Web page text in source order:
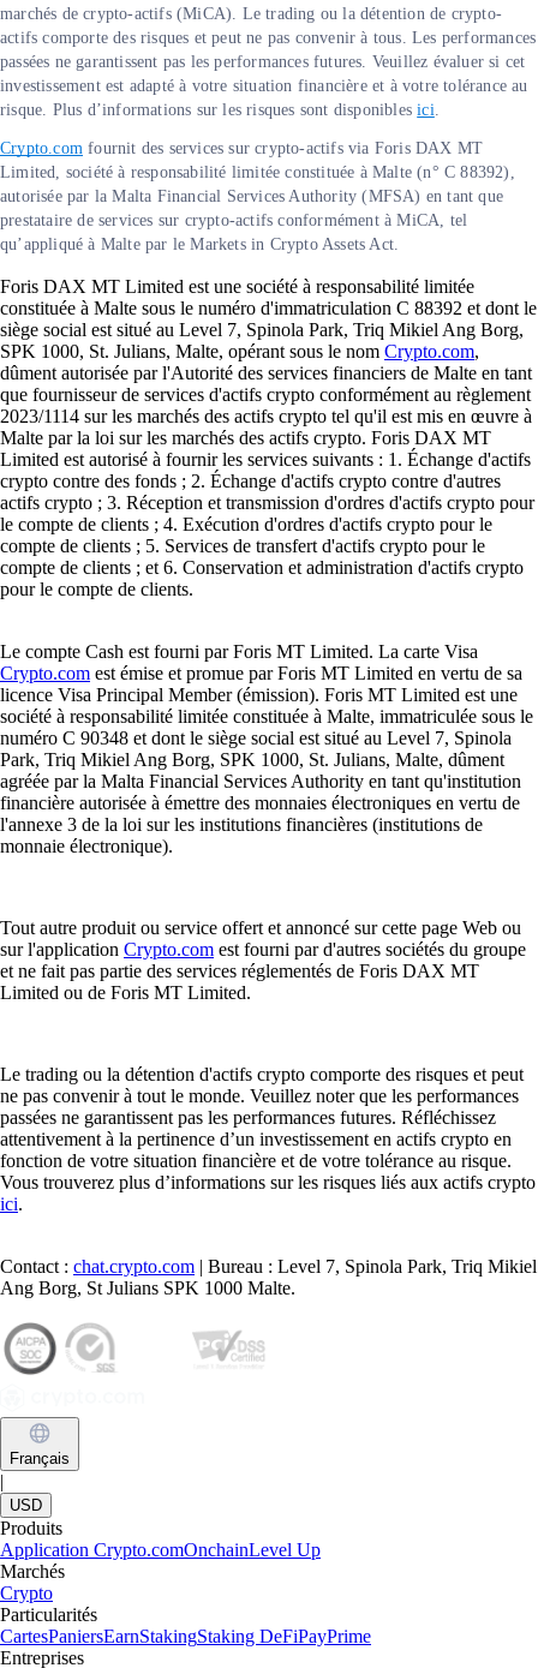
marchés de crypto-actifs (MiCA). Le trading ou la détention de crypto-
actifs comporte des risques et peut ne pas convenir à tous. Les performances
passées ne garantissent pas les performances futures. Veuillez évaluer si cet
investissement est adapté à votre situation financière et à votre tolérance au
risque. Plus d’informations sur les risques sont disponiblesici
Crypto.com fournit des services sur crypto-actifs via Foris DAX MT
Limited, société à responsabilité limitée constituée à Malte (n° C 88392),
autorisée par la Malta Financial Services Authority (MFSA) en tant que
prestataire de services sur crypto-actifs conformément à MiCA, tel
qu’appliqué à Malte par le Markets in Crypto Assets Act.
Foris DAX MT Limited est une société à responsabilité limitée
constituée à Malte sous le numéro d'immatriculation C 88392 et dont le
siège social est situé au Level 7, Spinola Park, Triq Mikiel Ang Borg,
SPK 1000, St. Julians, Malte, opérant sous le nom Crypto.com,
dûment autorisée par l'Autorité des services financiers de Malte en tant
que fournisseur de services d'actifs crypto conformément au règlement
2023/1114 sur les marchés des actifs crypto tel qu'il est mis en œuvre à
Malte par la loi sur les marchés des actifs crypto. Foris DAX MT
Limited est autorisé à fournir les services suivants : 1. Échange d'actifs
crypto contre des fonds ; 2. Échange d'actifs crypto contre d'autres
actifs crypto ; 3. Réception et transmission d'ordres d'actifs crypto pour
le compte de clients ; 4. Exécution d'ordres d'actifs crypto pour le
compte de clients ; 5. Services de transfert d'actifs crypto pour le
compte de clients ; et 6. Conservation et administration d'actifs crypto
pour le compte de clients.
Le compte Cash est fourni par Foris MT Limited. La carte Visa
Crypto.com est émise et promue par Foris MT Limited en vertu de sa
licence Visa Principal Member (émission). Foris MT Limited est une
société à responsabilité limitée constituée à Malte, immatriculée sous le
numéro C 90348 et dont le siège social est situé au Level 7, Spinola
Park, Triq Mikiel Ang Borg, SPK 1000, St. Julians, Malte, dûment
agréée par la Malta Financial Services Authority en tant qu'institution
financière autorisée à émettre des monnaies électroniques en vertu de
l'annexe 3 de la loi sur les institutions financières (institutions de
monnaie électronique).
Tout autre produit ou service offert et annoncé sur cette page Web ou
sur l'application Crypto.com est fourni par d'autres sociétés du groupe
et ne fait pas partie des services réglementés de Foris DAX MT
Limited ou de Foris MT Limited.
Le trading ou la détention d'actifs crypto comporte des risques et peut
ne pas convenir à tout le monde. Veuillez noter que les performances
passées ne garantissent pas les performances futures. Réfléchissez
attentivement à la pertinence d’un investissement en actifs crypto en
fonction de votre situation financière et de votre tolérance au risque.
Vous trouverez plus d’informations sur les risques liés aux actifs crypto
ici.
Contact : chat.crypto.com | Bureau : Level 7, Spinola Park, Triq Mikiel
Ang Borg, St Julians SPK 1000 Malte.
Français
|
USD
Produits
Application Crypto.comOnchainLevel Up
Marchés
Crypto
Particularités
CartesPaniersEarnStakingStaking DeFiPayPrime
Entreprises